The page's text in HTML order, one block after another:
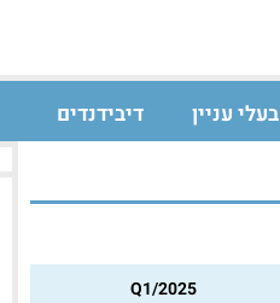
בעלי עניין דיבידנדים
Q1/2025